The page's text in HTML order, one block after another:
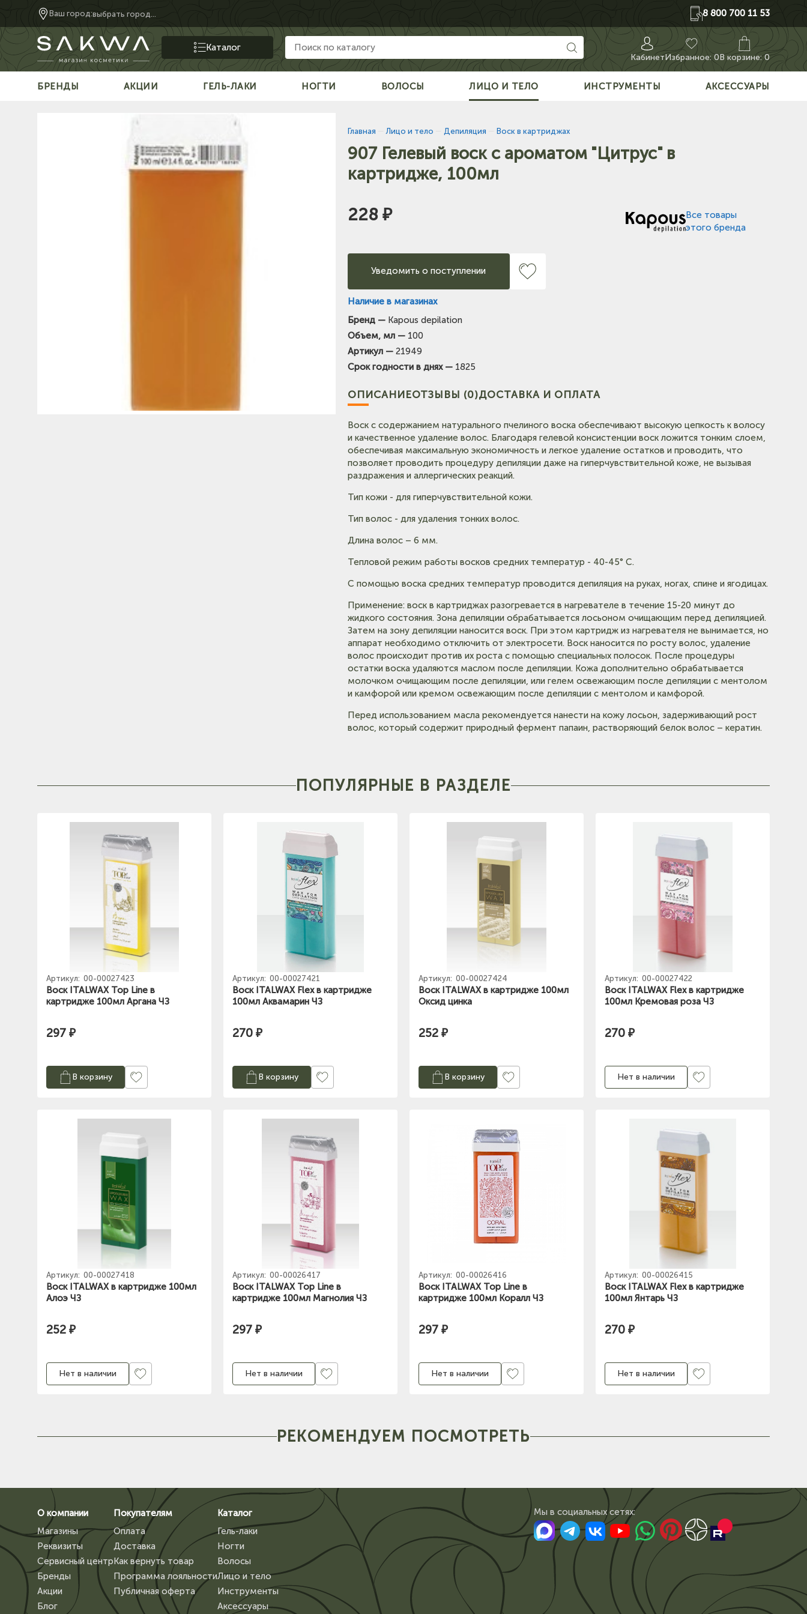
Ваш город:выбрать город... 8 800 700 11 53
Каталог
КабинетИзбранное:0В корзине: 0
БРЕНДЫ АКЦИИ ГЕЛЬ-ЛАКИ НОГТИ ВОЛОСЫ ЛИЦО И ТЕЛО ИНСТРУМЕНТЫ АКСЕССУАРЫ
Главная Лицо и тело Депиляция Воск в картриджах
907 Гелевый воск с ароматом "Цитрус" в
картридже, 100мл
228 ₽
Все товары
этого бренда
Уведомить о поступлении
Наличие в магазинах
Бренд — Kapous depilation
Объем, мл — 100
Артикул — 21949
Срок годности в днях — 1825
ОПИСАНИЕОТЗЫВЫ (0)ДОСТАВКА И ОПЛАТА
Воск с содержанием натурального пчелиного воска обеспечивают высокую цепкость к волосу
и качественное удаление волос. Благодаря гелевой консистенции воск ложится тонким слоем,
обеспечивая максимальную экономичность и легкое удаление остатков и проводить, что
позволяет проводить процедуру депиляции даже на гиперчувствительной коже, не вызывая
раздражения и аллергических реакций.
Тип кожи - для гиперчувствительной кожи.
Тип волос - для удаления тонких волос.
Длина волос – 6 мм.
Тепловой режим работы восков средних температур - 40-45° С.
С помощью воска средних температур проводится депиляция на руках, ногах, спине и ягодицах.
Применение: воск в картриджах разогревается в нагревателе в течение 15-20 минут до
жидкого состояния. Зона депиляции обрабатывается лосьоном очищающим перед депиляцией.
Затем на зону депиляции наносится воск. При этом картридж из нагревателя не вынимается, но
аппарат необходимо отключить от электросети. Воск наносится по росту волос, удаление
волос происходит против их роста с помощью специальных полосок. После процедуры
остатки воска удаляются маслом после депиляции. Кожа дополнительно обрабатывается
молочком очищающим после депиляции, или гелем освежающим после депиляции с ментолом
и камфорой или кремом освежающим после депиляции с ментолом и камфорой.
Перед использованием масла рекомендуется нанести на кожу лосьон, задерживающий рост
волос, который содержит природный фермент папаин, растворяющий белок волос – кератин.
ПОПУЛЯРНЫЕ В РАЗДЕЛЕ
Артикул: 00-00027423
Воск ITALWAX Top Line в
картридже 100мл Аргана ЧЗ
297 ₽
В корзину
Артикул: 00-00027421
Воск ITALWAX Flex в картридже
100мл Аквамарин ЧЗ
270 ₽
В корзину
Артикул: 00-00027424
Воск ITALWAX в картридже 100мл
Оксид цинка
252 ₽
В корзину
Артикул: 00-00027422
Воск ITALWAX Flex в картридже
100мл Кремовая роза ЧЗ
270 ₽
Нет в наличии
Артикул: 00-00027418
Воск ITALWAX в картридже 100мл
Алоэ ЧЗ
252 ₽
Нет в наличии
Артикул: 00-00026417
Воск ITALWAX Top Line в
картридже 100мл Магнолия ЧЗ
297 ₽
Нет в наличии
Артикул: 00-00026416
Воск ITALWAX Top Line в
картридже 100мл Коралл ЧЗ
297 ₽
Нет в наличии
Артикул: 00-00026415
Воск ITALWAX Flex в картридже
100мл Янтарь ЧЗ
270 ₽
Нет в наличии
РЕКОМЕНДУЕМ ПОСМОТРЕТЬ
О компании
Магазины
Реквизиты
Сервисный центр
Бренды
Акции
Блог
Покупателям
Оплата
Доставка
Как вернуть товар
Программа лояльности
Публичная оферта
Каталог
Гель-лаки
Ногти
Волосы
Лицо и тело
Инструменты
Аксессуары
Мы в сoциальных сетях: